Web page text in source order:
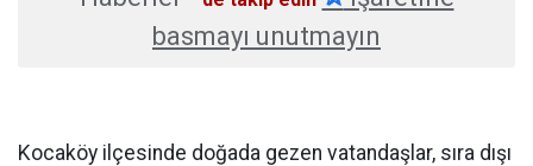
basmayı unutmayın
Kocaköy ilçesinde doğada gezen vatandaşlar, sıra dışı